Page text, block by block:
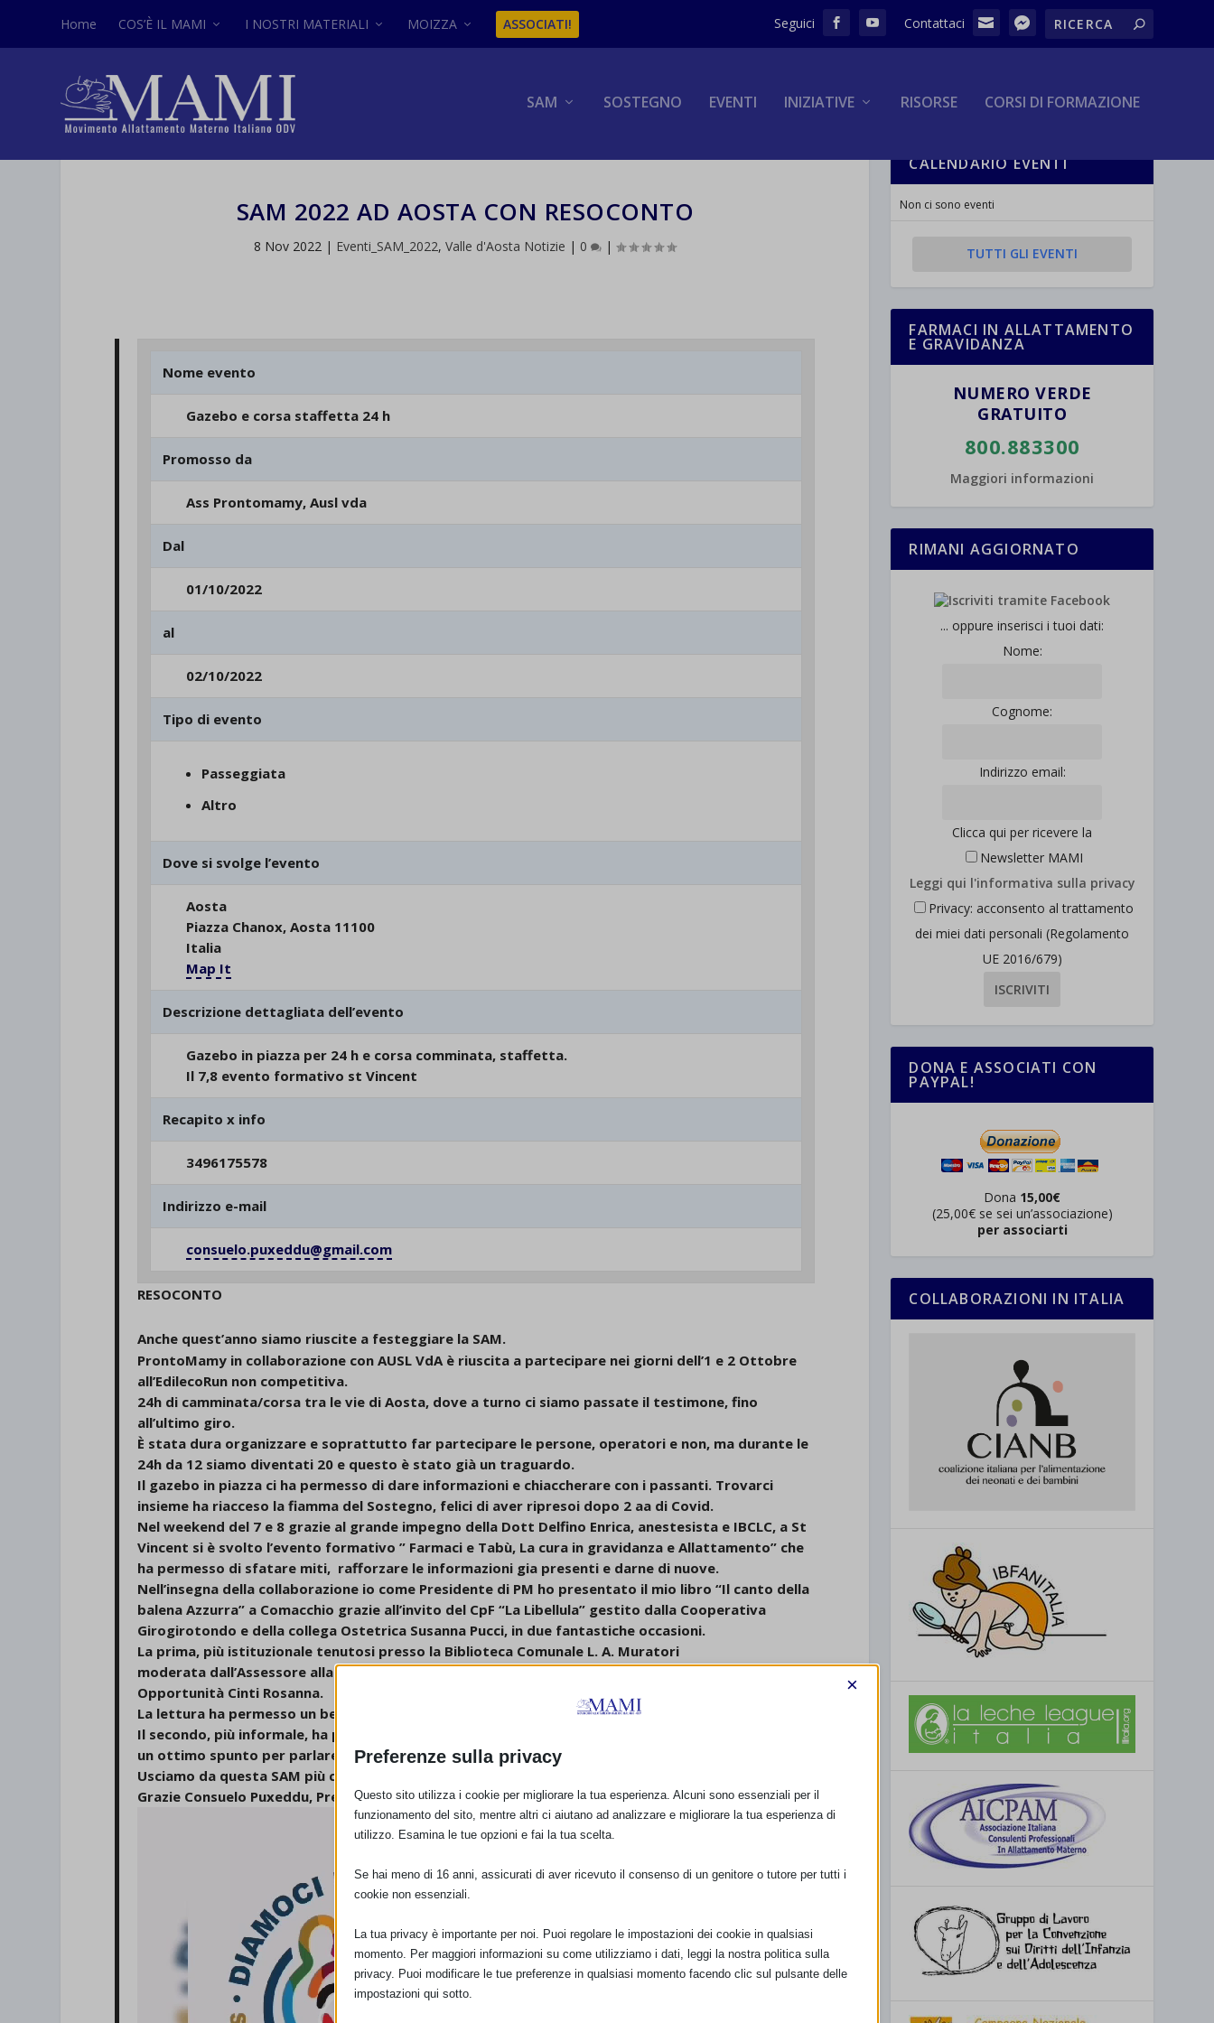
Home COS’È IL MAMI I NOSTRI MATERIALI MOIZZA ASSOCIATI!
SAM SOSTEGNO EVENTI INIZIATIVE RISORSE CORSI DI FORMAZIONE
SAM 2022 AD AOSTA CON RESOCONTO
8 Nov 2022 | Eventi_SAM_2022,Valle d'Aosta Notizie | 0 |
Nome evento
Gazebo e corsa staffetta 24 h
Promosso da
Ass Prontomamy, Ausl vda
Dal
01/10/2022
al
02/10/2022
Tipo di evento
Passeggiata
Altro
Dove si svolge l’evento
Aosta
Piazza Chanox, Aosta 11100
Italia
Map It
Descrizione dettagliata dell’evento
Gazebo in piazza per 24 h e corsa comminata, staffetta.
Il 7,8 evento formativo st Vincent
Recapito x info
3496175578
Indirizzo e-mail
consuelo.puxeddu@gmail.com
RESOCONTO
Anche quest’anno siamo riuscite a festeggiare la SAM.
ProntoMamy in collaborazione con AUSL VdA è riuscita a partecipare nei giorni dell’1 e 2 Ottobre
all’EdilecoRun non competitiva.
24h di camminata/corsa tra le vie di Aosta, dove a turno ci siamo passate il testimone, fino
all’ultimo giro.
È stata dura organizzare e soprattutto far partecipare le persone, operatori e non, ma durante le
24h da 12 siamo diventati 20 e questo è stato già un traguardo.
Il gazebo in piazza ci ha permesso di dare informazioni e chiaccherare con i passanti. Trovarci
insieme ha riacceso la fiamma del Sostegno, felici di aver ripresoi dopo 2 aa di Covid.
Nel weekend del 7 e 8 grazie al grande impegno della Dott Delfino Enrica, anestesista e IBCLC, a St
Vincent si è svolto l’evento formativo ” Farmaci e Tabù, La cura in gravidanza e Allattamento” che
ha permesso di sfatare miti, rafforzare le informazioni gia presenti e darne di nuove.
Nell’insegna della collaborazione io come Presidente di PM ho presentato il mio libro “Il canto della
balena Azzurra” a Comacchio grazie all’invito del CpF “La Libellula” gestito dalla Cooperativa
Girogirotondo e della collega Ostetrica Susanna Pucci, in due fantastiche occasioni.
La prima, più istituzionale tenutosi presso la Biblioteca Comunale L. A. Muratori
moderata dall’Assessore alla Cultura Emanuele Mari e l’Assessore alle Politiche Sociali e Pari
Opportunità Cinti Rosanna.
La lettura ha permesso un bel confronto tra le varie figure presenti.
Il secondo, più informale, ha permesso di abbracciare le mamme e il bimbi. Azzurra come al solito è
un ottimo spunto per parlare di allattamento!!
Usciamo da questa SAM più cariche di prima, con nuovi progetti e finalmente con meno paura.
Grazie Consuelo Puxeddu, Presidente dell’Ass ProntoMamy.
CALENDARIO EVENTI
Non ci sono eventi
TUTTI GLI EVENTI
FARMACI IN ALLATTAMENTO
E GRAVIDANZA
NUMERO VERDE
GRATUITO
800.883300
Maggiori informazioni
RIMANI AGGIORNATO
... oppure inserisci i tuoi dati:
Nome:
Cognome:
Indirizzo email:
Clicca qui per ricevere la
Newsletter MAMI
Leggi qui l'informativa sulla privacy
Privacy: acconsento al trattamento
dei miei dati personali (Regolamento
UE 2016/679)
DONA E ASSOCIATI CON
PAYPAL!
Dona 15,00€
(25,00€ se sei un’associazione)
per associarti
COLLABORAZIONI IN ITALIA
Preferenze sulla privacy
×
Questo sito utilizza i cookie per migliorare la tua esperienza. Alcuni sono essenziali per il
funzionamento del sito, mentre altri ci aiutano ad analizzare e migliorare la tua esperienza di
utilizzo. Esamina le tue opzioni e fai la tua scelta.
Se hai meno di 16 anni, assicurati di aver ricevuto il consenso di un genitore o tutore per tutti i
cookie non essenziali.
La tua privacy è importante per noi. Puoi regolare le impostazioni dei cookie in qualsiasi
momento. Per maggiori informazioni su come utilizziamo i dati, leggi la nostra politica sulla
privacy. Puoi modificare le tue preferenze in qualsiasi momento facendo clic sul pulsante delle
impostazioni qui sotto.